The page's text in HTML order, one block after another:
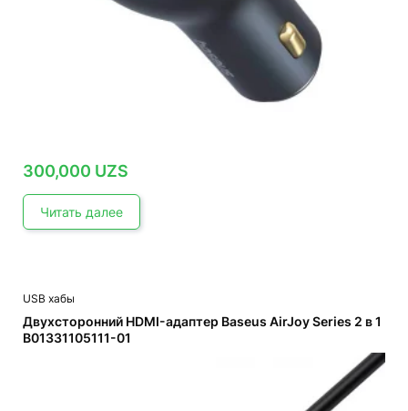
300,000 UZS
Читать далее
USB хабы
Двухсторонний HDMI-адаптер Baseus AirJoy Series 2 в 1
B01331105111-01